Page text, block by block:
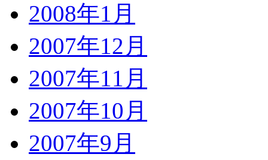
2008年1月
2007年12月
2007年11月
2007年10月
2007年9月